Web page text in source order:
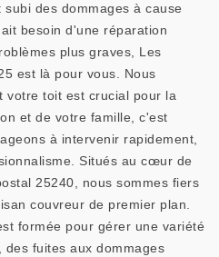
des dommages à cause
besoin d'une réparation
plus graves, Les
est là pour vous. Nous
votre toit est crucial pour la
et de votre famille, c'est
à intervenir rapidement,
Situés au cœur de
25240, nous sommes fiers
couvreur de premier plan.
formée pour gérer une variété
fuites aux dommages